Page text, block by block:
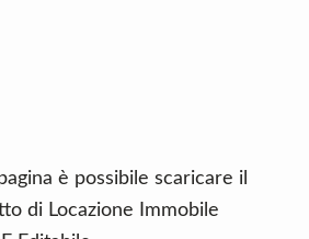
è possibile scaricare il
di Locazione Immobile